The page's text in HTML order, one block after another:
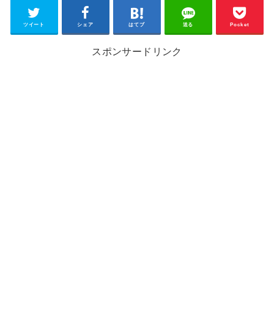
ツイート シェア はてブ 送る Pocket
スポンサードリンク